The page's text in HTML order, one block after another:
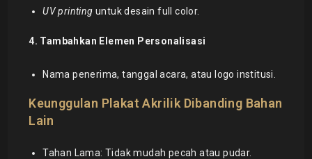
UV printing untuk desain full color.
4. Tambahkan Elemen Personalisasi
Nama penerima, tanggal acara, atau logo institusi.
Keunggulan Plakat Akrilik Dibanding Bahan
Lain
Tahan Lama: Tidak mudah pecah atau pudar.